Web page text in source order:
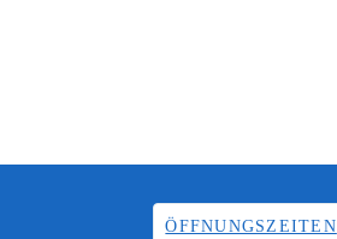
ÖFFNUNGSZEITEN